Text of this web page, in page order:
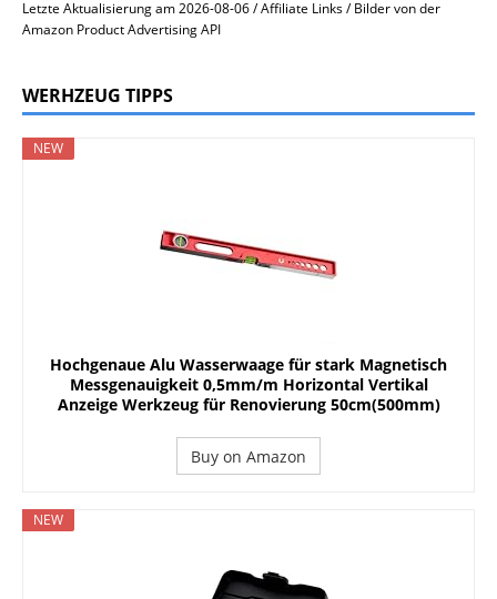
Letzte Aktualisierung am 2026-08-06 / Affiliate Links / Bilder von der
Amazon Product Advertising API
WERHZEUG TIPPS
NEW
Hochgenaue Alu Wasserwaage für stark Magnetisch
Messgenauigkeit 0,5mm/m Horizontal Vertikal
Anzeige Werkzeug für Renovierung 50cm(500mm)
Buy on Amazon
NEW